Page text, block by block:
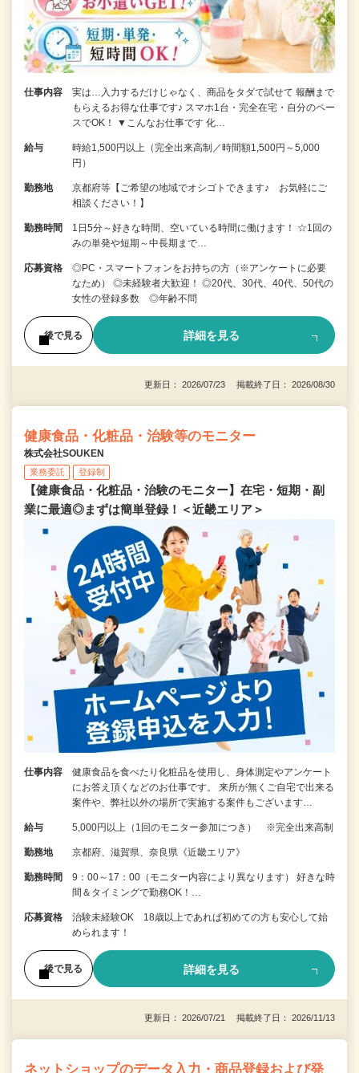
仕事内容
実は…入力するだけじゃなく、商品をタダで試せて 報酬まで
もらえるお得な仕事です♪ スマホ1台・完全在宅・自分のペー
スでOK！ ▼こんなお仕事です 化…
給与
時給1,500円以上（完全出来高制／時間額1,500円～5,000
円）
勤務地
京都府等【ご希望の地域でオシゴトできます♪ お気軽にご
相談ください！】
勤務時間
1日5分～好きな時間、空いている時間に働けます！ ☆1回の
みの単発や短期～中長期まで…
応募資格
◎PC・スマートフォンをお持ちの方（※アンケートに必要
なため） ◎未経験者大歓迎！ ◎20代、30代、40代、50代の
女性の登録多数 ◎年齢不問
後で見る 詳細を見る
更新日： 2026/07/23 掲載終了日： 2026/08/30
健康食品・化粧品・治験等のモニター
株式会社SOUKEN
業務委託 登録制
【健康食品・化粧品・治験のモニター】在宅・短期・副
業に最適◎まずは簡単登録！＜近畿エリア＞
仕事内容
健康食品を食べたり化粧品を使用し、身体測定やアンケート
にお答え頂くなどのお仕事です。 来所が無くご自宅で出来る
案件や、弊社以外の場所で実施する案件もございます…
給与 5,000円以上（1回のモニター参加につき） ※完全出来高制
勤務地 京都府、滋賀県、奈良県《近畿エリア》
勤務時間
9：00～17：00（モニター内容により異なります） 好きな時
間＆タイミングで勤務OK！…
応募資格
治験未経験OK 18歳以上であれば初めての方も安心して始
められます！
後で見る 詳細を見る
更新日： 2026/07/21 掲載終了日： 2026/11/13
ネットショップのデータ入力・商品登録および発